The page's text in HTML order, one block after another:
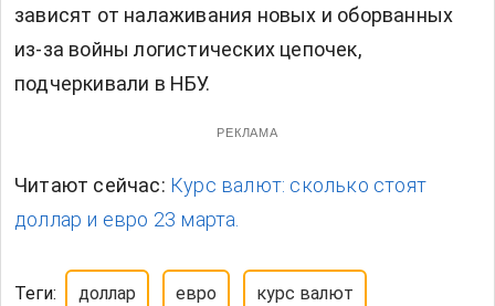
зависят от налаживания новых и оборванных
из-за войны логистических цепочек,
подчеркивали в НБУ.
РЕКЛАМА
Читают сейчас: Курс валют: сколько стоят
доллар и евро 23 марта.
Теги: доллар евро курс валют